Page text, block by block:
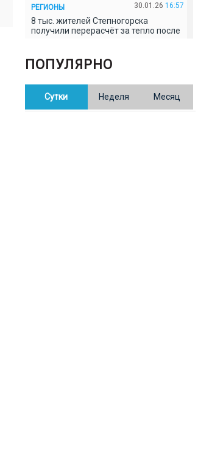
РЕГИОНЫ 30.01.26 16:57
8 тыс. жителей Степногорска
получили перерасчёт за тепло после
В Казахстане готовят новую
редакцию Конституции: меняется
ПОПУЛЯРНО
Сутки Неделя Месяц